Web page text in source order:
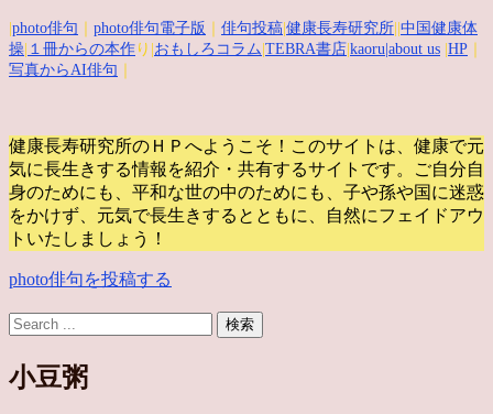
photo俳句 photo俳句電子版 俳句投稿 健康長寿研究所 中国健康体
操 １冊からの本作 り| おもしろコラム TEBRA書店 kaoru |about us HP
写真からAI俳句
健康長寿研究所のＨＰへようこそ！このサイトは、健康で元
気に長生きする情報を紹介・共有するサイトです。
ご自分自
身のためにも、平和な世の中のためにも、子や孫や国に迷惑
をかけず、元気で長生きするとともに、自然にフェイドアウ
トいたしましょう！
photo俳句を投稿する
小豆粥